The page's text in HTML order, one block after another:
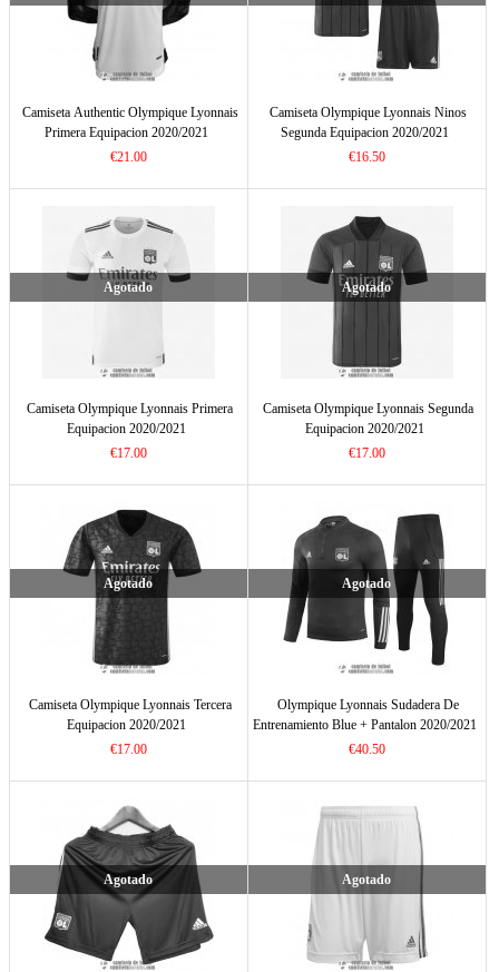
Camiseta Authentic Olympique Lyonnais
Primera Equipacion 2020/2021
€21.00
Camiseta Olympique Lyonnais Ninos
Segunda Equipacion 2020/2021
€16.50
Agotado
Camiseta Olympique Lyonnais Primera
Equipacion 2020/2021
€17.00
Agotado
Camiseta Olympique Lyonnais Segunda
Equipacion 2020/2021
€17.00
Agotado
Camiseta Olympique Lyonnais Tercera
Equipacion 2020/2021
€17.00
Agotado
Olympique Lyonnais Sudadera De
Entrenamiento Blue + Pantalon 2020/2021
€40.50
Agotado Agotado